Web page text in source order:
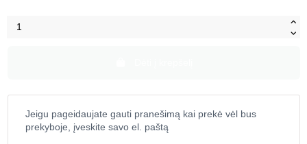
Jeigu pageidaujate gauti pranešimą kai prekė vėl bus
prekyboje, įveskite savo el. paštą